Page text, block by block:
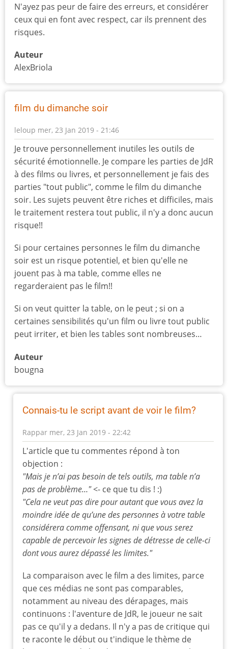
N'ayez pas peur de faire des erreurs, et considérer
ceux qui en font avec respect, car ils prennent des
risques.
Auteur
AlexBriola
film du dimanche soir
leloup mer, 23 Jan 2019 - 21:46
Je trouve personnellement inutiles les outils de
sécurité émotionnelle. Je compare les parties de JdR
à des films ou livres, et personnellement je fais des
parties "tout public", comme le film du dimanche
soir. Les sujets peuvent être riches et difficiles, mais
le traitement restera tout public, il n'y a donc aucun
risque!!
Si pour certaines personnes le film du dimanche
soir est un risque potentiel, et bien qu'elle ne
jouent pas à ma table, comme elles ne
regarderaient pas le film!!
Si on veut quitter la table, on le peut ; si on a
certaines sensibilités qu'un film ou livre tout public
peut irriter, et bien les tables sont nombreuses…
Auteur
bougna
Connais-tu le script avant de voir le film?
Rappar mer, 23 Jan 2019 - 22:42
En
réponse
à
film
du
dimanche
soir
par
leloup
L'article que tu commentes répond à ton
objection :
"Mais je n’ai pas besoin de tels outils, ma table n’a
pas de problème…"<- ce que tu dis ! :)
"Cela ne veut pas dire pour autant que vous avez la
moindre idée de qu’une des personnes à votre table
considérera comme offensant, ni que vous serez
capable de percevoir les signes de détresse de celle-ci
dont vous aurez dépassé les limites."
La comparaison avec le film a des limites, parce
que ces médias ne sont pas comparables,
notamment au niveau des dérapages, mais
continuons : l'aventure de JdR, le joueur ne sait
pas ce qu'il y a dedans. Il n'y a pas de critique qui
te raconte le début ou t'indique le thème de